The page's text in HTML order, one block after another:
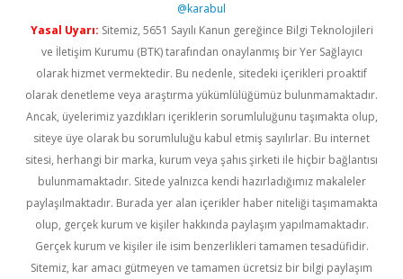
@karabul
Yasal Uyarı: Sitemiz, 5651 Sayılı Kanun gereğince Bilgi Teknolojileri
ve İletişim Kurumu (BTK) tarafından onaylanmış bir Yer Sağlayıcı
olarak hizmet vermektedir. Bu nedenle, sitedeki içerikleri proaktif
olarak denetleme veya araştırma yükümlülüğümüz bulunmamaktadır.
Ancak, üyelerimiz yazdıkları içeriklerin sorumluluğunu taşımakta olup,
siteye üye olarak bu sorumluluğu kabul etmiş sayılırlar. Bu internet
sitesi, herhangi bir marka, kurum veya şahıs şirketi ile hiçbir bağlantısı
bulunmamaktadır. Sitede yalnızca kendi hazırladığımız makaleler
paylaşılmaktadır. Burada yer alan içerikler haber niteliği taşımamakta
olup, gerçek kurum ve kişiler hakkında paylaşım yapılmamaktadır.
Gerçek kurum ve kişiler ile isim benzerlikleri tamamen tesadüfidir.
Sitemiz, kar amacı gütmeyen ve tamamen ücretsiz bir bilgi paylaşım